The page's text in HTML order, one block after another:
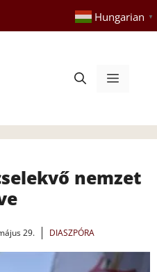
Hungarian ▼
Menü
nemzet
29. DIASZPÓRA